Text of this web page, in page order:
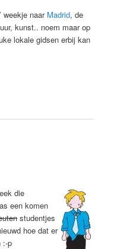
weekje naar Madrid, de
kunst.. noem maar op
lokale gidsen erbij kan
die
een komen
studentjes
hoe dat er
:-p